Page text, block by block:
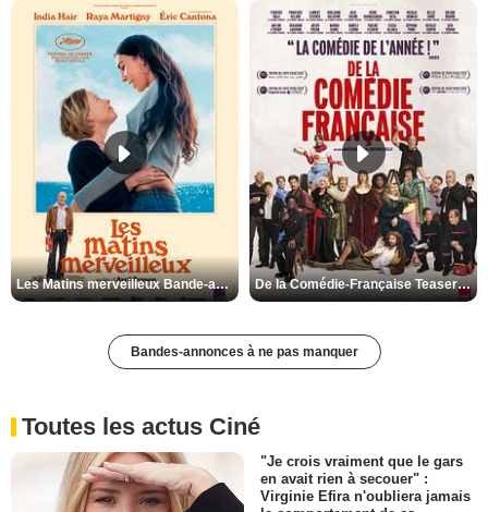
Les Matins merveilleux Bande-annonce VF De la Comédie-Française Teaser VF
Bandes-annonces à ne pas manquer
Toutes les actus Ciné
"Je crois vraiment que le gars
en avait rien à secouer" :
Virginie Efira n'oubliera jamais